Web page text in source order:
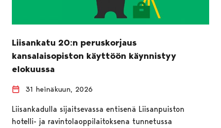
Liisankatu 20:n peruskorjaus
kansalaisopiston käyttöön käynnistyy
elokuussa
31 heinäkuun, 2026
Liisankadulla sijaitsevassa entisenä Liisanpuiston
hotelli- ja ravintolaoppilaitoksena tunnetussa